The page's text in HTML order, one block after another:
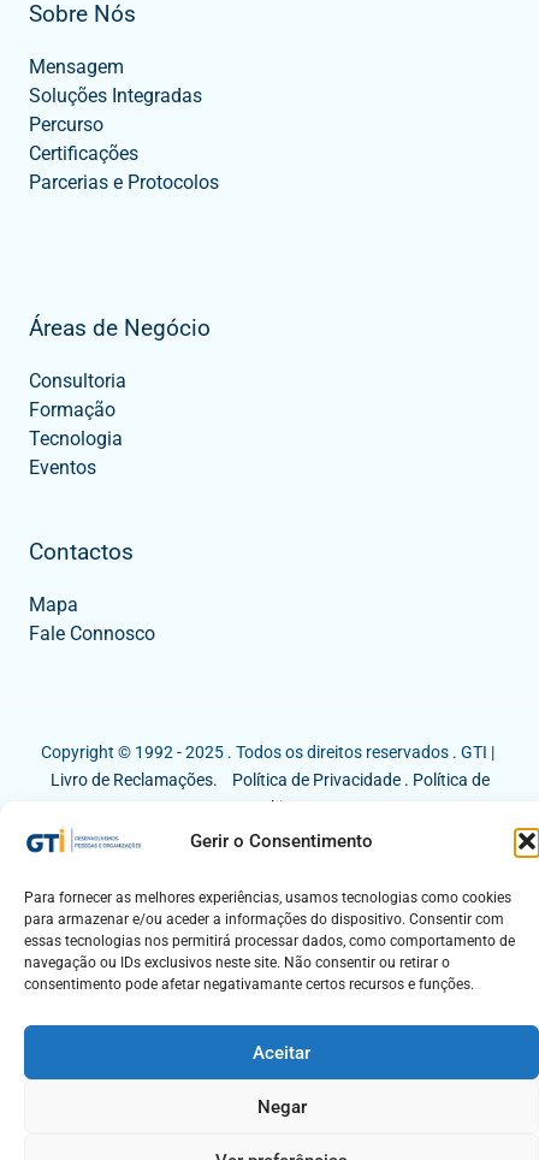
Gerir o Consentimento
Para fornecer as melhores experiências, usamos tecnologias como cookies
para armazenar e/ou aceder a informações do dispositivo. Consentir com
essas tecnologias nos permitirá processar dados, como comportamento de
navegação ou IDs exclusivos neste site. Não consentir ou retirar o
consentimento pode afetar negativamante certos recursos e funções.
Aceitar
Negar
Sobre Nós
Mensagem
Soluções Integradas
Percurso
Certificações
Parcerias e Protocolos
Áreas de Negócio
Consultoria
Formação
Tecnologia
Eventos
Contactos
Mapa
Fale Connosco
Copyright © 1992 - 2025 . Todos os direitos reservados . GTI |
Livro de Reclamações.
Política de Privacidade. Política de
Cookies